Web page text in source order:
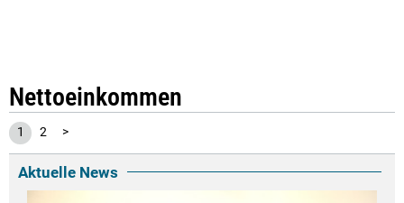
Nettoeinkommen
1 2 >
Aktuelle News